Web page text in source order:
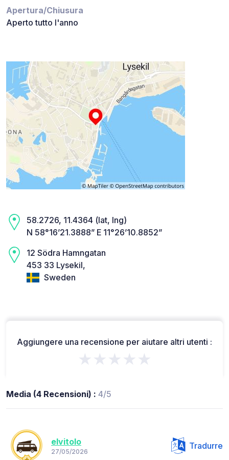
Apertura/Chiusura
Aperto tutto l'anno
58.2726, 11.4364 (lat, lng)
N 58°16’21.3888” E 11°26’10.8852”
12 Södra Hamngatan
453 33 Lysekil,
Sweden
Aggiungere una recensione per aiutare altri utenti :
★★★★★
Media (4 Recensioni) : 4/5
elvitolo
27/05/2026
Tradurre